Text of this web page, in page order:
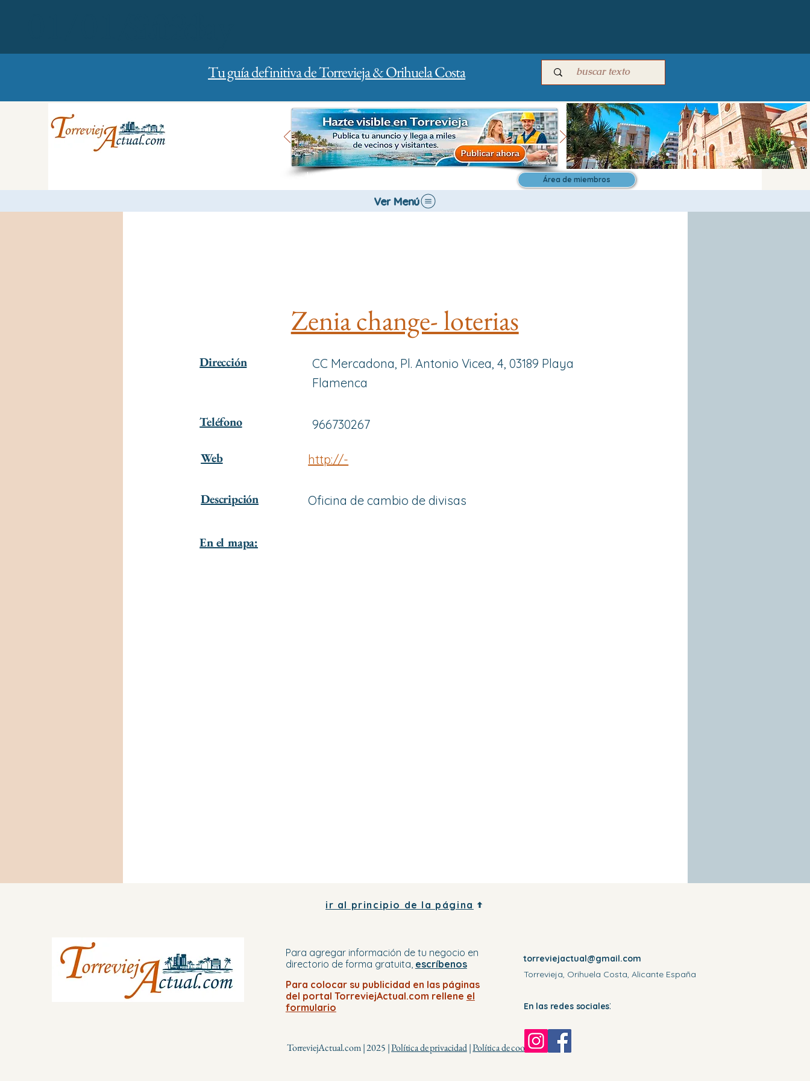
Tu guía definitiva de Torrevieja & Orihuela Costa
Área de miembros
Ver Menú
Zenia change- loterias
Dirección
Teléfono
Web
Descripción
CC Mercadona, Pl. Antonio Vicea, 4, 03189 Playa
Flamenca
966730267
http://-
Oficina de cambio de divisas
En el mapa:
ir al principio de la página
Para agregar información de tu negocio en
directorio de forma gratuita, escríbenos
Para colocar su publicidad en las páginas
del portal TorreviejActual.com rellene el
formulario
TorreviejActual.com | 2025 |Política de privacidad|Política de cookies
torreviejactual@gmail.com
Torrevieja, Orihuela Costa, Alicante España
En las redes sociales: